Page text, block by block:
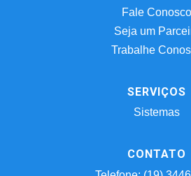
Fale Conosco
Seja um
Trabalhe
SERVIÇOS
Sistemas
CONTATO